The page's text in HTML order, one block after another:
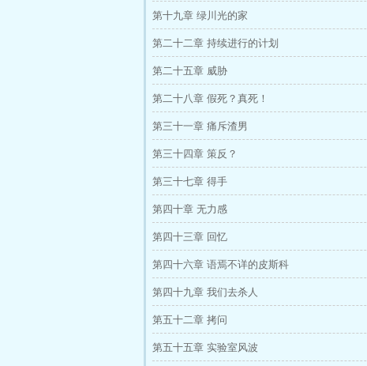
第十九章 绿川光的家
第二十二章 持续进行的计划
第二十五章 威胁
第二十八章 假死？真死！
第三十一章 痛斥渣男
第三十四章 策反？
第三十七章 得手
第四十章 无力感
第四十三章 回忆
第四十六章 语焉不详的皮斯科
第四十九章 我们去杀人
第五十二章 拷问
第五十五章 实验室风波